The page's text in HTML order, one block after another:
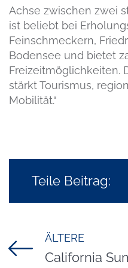
Achse zwischen zwei
ist beliebt bei
Feinschmeckern,
Bodensee und bietet
Freizeitmöglichkeiten.
stärkt Tourismus,
Mobilität.“
Teile Beitrag:
ÄLTERE
Titel für
California Summer Opening